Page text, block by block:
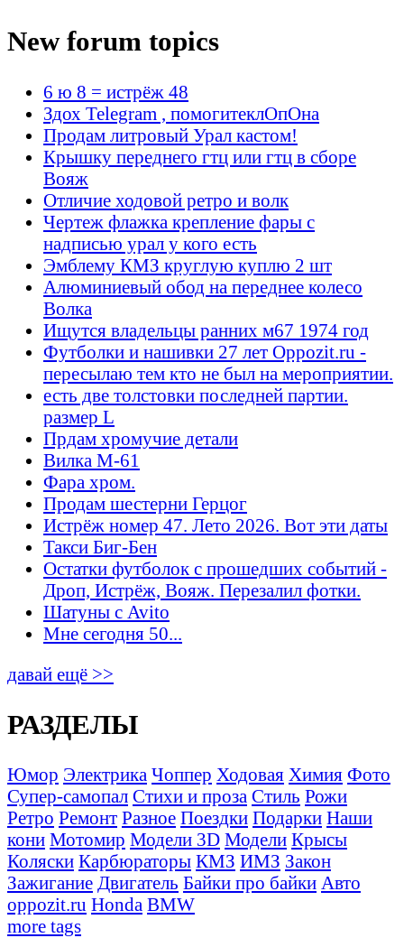
New forum topics
6 ю 8 = истрёж 48
Здох Telegram , помогитеклОпОна
Продам литровый Урал кастом!
Крышку переднего гтц или гтц в сборе
Вояж
Отличие ходовой ретро и волк
Чертеж флажка крепление фары с
надписью урал у кого есть
Эмблему КМЗ круглую куплю 2 шт
Алюминиевый обод на переднее колесо
Волка
Ищутся владельцы ранних м67 1974 год
Футболки и нашивки 27 лет Oppozit.ru -
пересылаю тем кто не был на мероприятии.
есть две толстовки последней партии.
размер L
Прдам хромучие детали
Вилка М-61
Фара хром.
Продам шестерни Герцог
Истрёж номер 47. Лето 2026. Вот эти даты
Такси Биг-Бен
Остатки футболок с прошедших событий -
Дроп, Истрёж, Вояж. Перезалил фотки.
Шатуны с Avito
Мне сегодня 50...
давай ещё >>
РАЗДЕЛЫ
Юмор Электрика Чоппер Ходовая Химия Фото
Супер-самопал Стихи и проза Стиль Рожи
Ретро Ремонт Разное Поездки Подарки Наши
кони Мотомир Модели 3D Модели Крысы
Коляски Карбюраторы КМЗ ИМЗ Закон
Зажигание Двигатель Байки про байки Авто
oppozit.ru Honda BMW
more tags